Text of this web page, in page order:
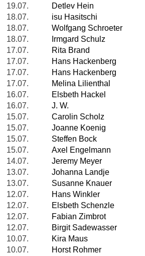
19.07.
Detlev Hein
18.07.
isu Hasitschi
18.07.
Wolfgang Schroeter
18.07.
Irmgard Schulz
17.07.
Rita Brand
17.07.
Hans Hackenberg
17.07.
Hans Hackenberg
17.07.
Melina Lilienthal
16.07.
Elsbeth Hackel
16.07.
J. W.
15.07.
Carolin Scholz
15.07.
Joanne Koenig
15.07.
Steffen Bock
15.07.
Axel Engelmann
14.07.
Jeremy Meyer
13.07.
Johanna Landje
13.07.
Susanne Knauer
12.07.
Hans Winkler
12.07.
Elsbeth Schenzle
12.07.
Fabian Zimbrot
12.07.
Birgit Sadewasser
10.07.
Kira Maus
10.07.
Horst Rohmer